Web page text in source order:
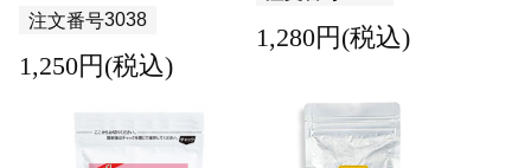
注文番号3038
1,250円(税込)
1,280円(税込)